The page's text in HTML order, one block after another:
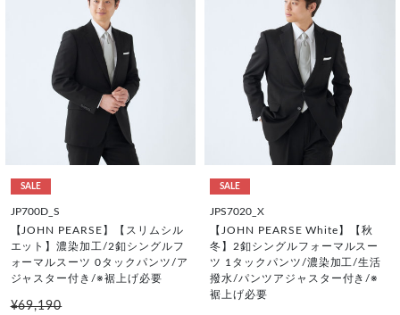
SALE
JP700D_S
【JOHN PEARSE】【スリムシル
エット】濃染加工/2釦シングルフ
ォーマルスーツ 0タックパンツ/ア
ジャスター付き/※裾上げ必要
¥69,190
SALE
JPS7020_X
【JOHN PEARSE White】【秋
冬】2釦シングルフォーマルスー
ツ 1タックパンツ/濃染加工/生活
撥水/パンツアジャスター付き/※
裾上げ必要